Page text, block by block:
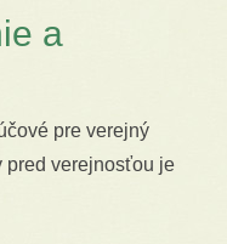
a
pre verejný
pred verejnosťou je